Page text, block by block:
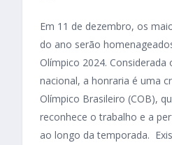
Em 11 de dezembro, os
do ano serão
Olímpico 2024. Considerada
nacional, a honraria é uma
Olímpico Brasileiro (COB),
reconhece o trabalho e a
ao longo da temporada.